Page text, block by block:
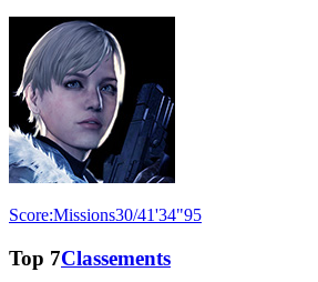
Score:Missions30/41'34"95
Top 7Classements